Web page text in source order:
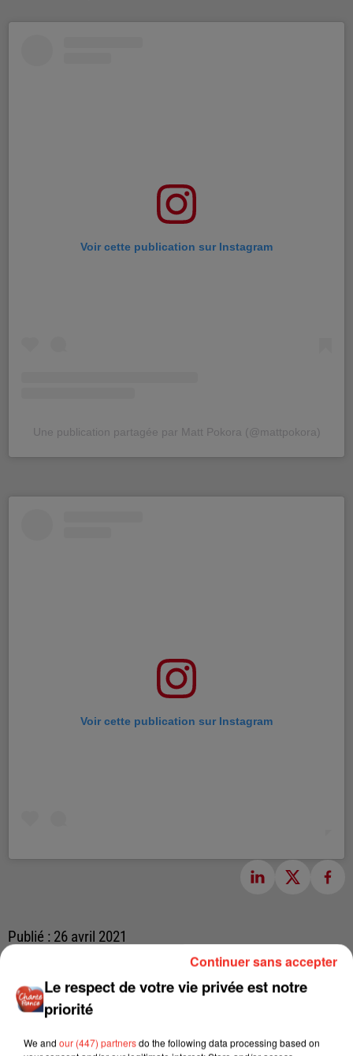
Voir cette publication sur Instagram
Une publication partagée par Matt Pokora (@mattpokora)
Voir cette publication sur Instagram
Publié : 26 avril 2021
Le respect de votre vie privée est notre
priorité
We and our (447) partnersdo the following data processing based on
Continuer sans accepter